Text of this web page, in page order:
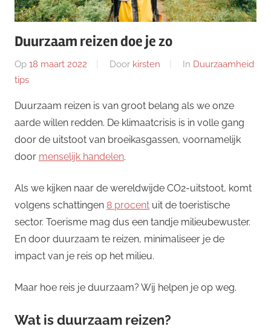
Duurzaam reizen doe je zo
Op 18 maart 2022 Door kirsten In Duurzaamheid
tips
Duurzaam reizen is van groot belang als we onze
aarde willen redden. De klimaatcrisis is in volle gang
door de uitstoot van broeikasgassen, voornamelijk
door menselijk handelen.
Als we kijken naar de wereldwijde CO2-uitstoot, komt
volgens schattingen 8 procent uit de toeristische
sector. Toerisme mag dus een tandje milieubewuster.
En door duurzaam te reizen, minimaliseer je de
impact van je reis op het milieu.
Maar hoe reis je duurzaam? Wij helpen je op weg.
Wat is duurzaam reizen?